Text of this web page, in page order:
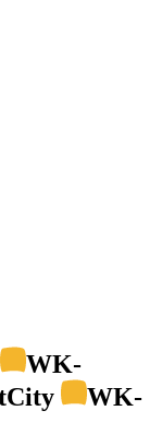
WK-
WK-